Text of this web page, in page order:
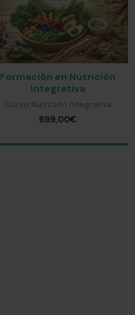
Formación en Nutrición
Integrativa
Curso Nutrición Integrativa
699,00€